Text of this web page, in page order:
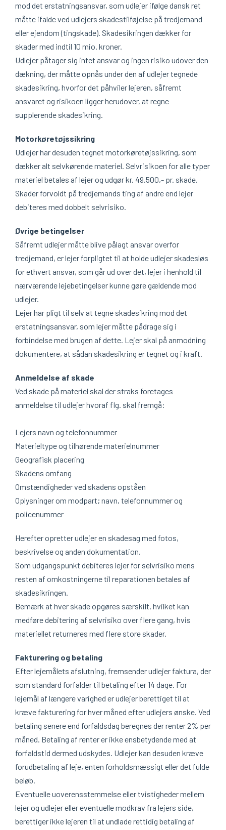
mod det erstatningsansvar, som udlejer ifølge dansk ret
måtte ifalde ved udlejers skadestilføjelse på tredjemand
eller ejendom (tingskade). Skadesikringen dækker for
skader med indtil 10 mio. kroner.
Udlejer påtager sig intet ansvar og ingen risiko udover den
dækning, der måtte opnås under den af udlejer tegnede
skadesikring, hvorfor det påhviler lejeren, såfremt
ansvaret og risikoen ligger herudover, at regne
supplerende skadesikring.
Motorkøretøjssikring
Udlejer har desuden tegnet motorkøretøjssikring, som
dækker alt selvkørende materiel. Selvrisikoen for alle typer
materiel betales af lejer og udgør kr. 49.500,- pr. skade.
Skader forvoldt på tredjemands ting af andre end lejer
debiteres med dobbelt selvrisiko.
Øvrige betingelser
Såfremt udlejer måtte blive pålagt ansvar overfor
tredjemand, er lejer forpligtet til at holde udlejer skadesløs
for ethvert ansvar, som går ud over det, lejer i henhold til
nærværende lejebetingelser kunne gøre gældende mod
udlejer.
Lejer har pligt til selv at tegne skadesikring mod det
erstatningsansvar, som lejer måtte pådrage sig i
forbindelse med brugen af dette. Lejer skal på anmodning
dokumentere, at sådan skadesikring er tegnet og i kraft.
Anmeldelse af skade
Ved skade på materiel skal der straks foretages
anmeldelse til udlejer hvoraf flg. skal fremgå:
Lejers navn og telefonnummer
Materieltype og tilhørende materielnummer
Geografisk placering
Skadens omfang
Omstændigheder ved skadens opståen
Oplysninger om modpart; navn, telefonnummer og
policenummer
Herefter opretter udlejer en skadesag med fotos,
beskrivelse og anden dokumentation.
Som udgangspunkt debiteres lejer for selvrisiko mens
resten af omkostningerne til reparationen betales af
skadesikringen.
Bemærk at hver skade opgøres særskilt, hvilket kan
medføre debitering af selvrisiko over flere gang, hvis
materiellet returneres med flere store skader.
Fakturering og betaling
Efter lejemålets afslutning, fremsender udlejer faktura, der
som standard forfalder til betaling efter 14 dage. For
lejemål af længere varighed er udlejer berettiget til at
kræve fakturering for hver måned efter udlejers ønske. Ved
betaling senere end forfaldsdag beregnes der renter 2% per
måned. Betaling af renter er ikke ensbetydende med at
forfaldstid dermed udskydes. Udlejer kan desuden kræve
forudbetaling af leje, enten forholdsmæssigt eller det fulde
beløb.
Eventuelle uoverensstemmelse eller tvistigheder mellem
lejer og udlejer eller eventuelle modkrav fra lejers side,
berettiger ikke lejeren til at undlade rettidig betaling af